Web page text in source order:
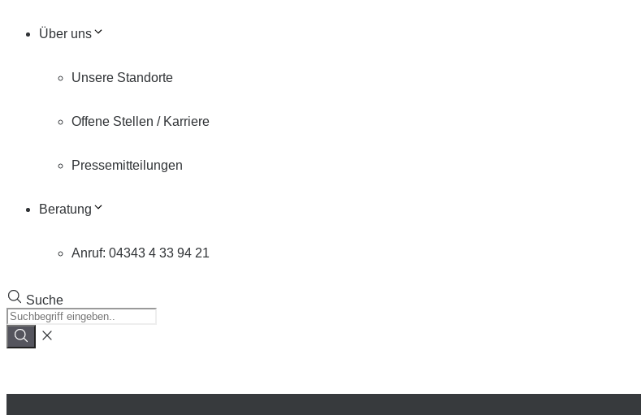
Über uns
Unsere Standorte
Offene Stellen / Karriere
Pressemitteilungen
Beratung
Anruf: 04343 4 33 94 21
Suche